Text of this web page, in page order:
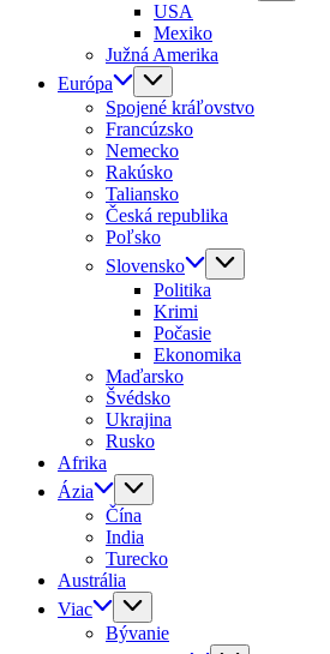
USA
Mexiko
Južná Amerika
Európa
Spojené kráľovstvo
Francúzsko
Nemecko
Rakúsko
Taliansko
Česká republika
Poľsko
Slovensko
Politika
Krimi
Počasie
Ekonomika
Maďarsko
Švédsko
Ukrajina
Rusko
Afrika
Ázia
Čína
India
Turecko
Austrália
Viac
Bývanie